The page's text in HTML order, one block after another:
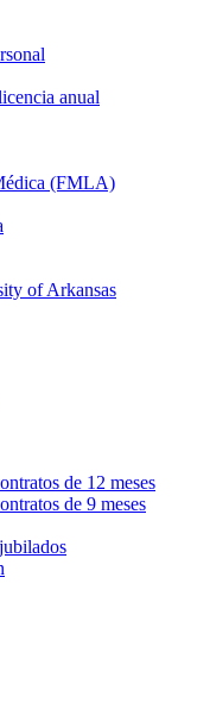
anual
(FMLA)
of Arkansas
de 12 meses
de 9 meses